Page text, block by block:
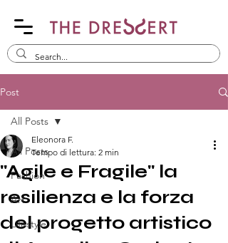
Post
All Posts
Fashion
Art
Lifestyle
All Posts
"Agile e Fragile" la
resilienza e la forza
del progetto artistico
Eleonora F.
Tempo di lettura: 2 min